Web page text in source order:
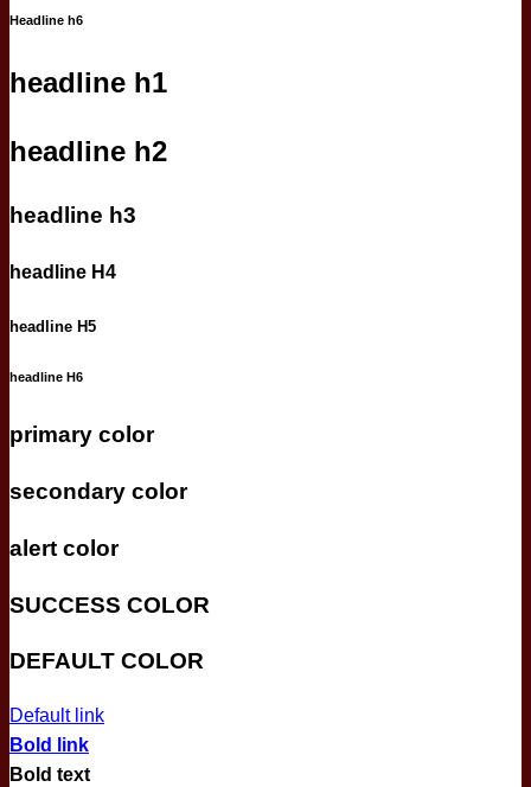
Headline h6
headline h1
headline h2
headline h3
headline H4
headline H5
headline H6
primary color
secondary color
alert color
SUCCESS COLOR
DEFAULT COLOR
Default link
Bold link
Bold text